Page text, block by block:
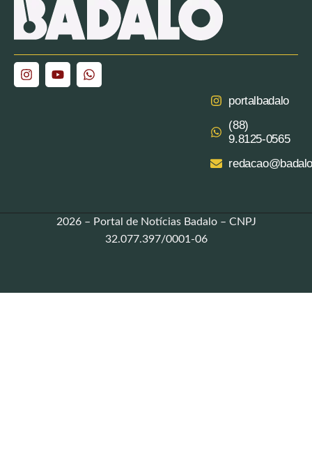
portalbadalo
(88)
9.8125‑0565‬
2026 – Portal de Notícias Badalo – CNPJ
32.077.397/0001-06